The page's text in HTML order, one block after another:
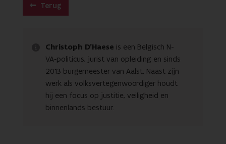
Terug
Christoph D’Haese is een Belgisch N-
VA‑politicus, jurist van opleiding en sinds
2013 burgemeester van Aalst. Naast zijn
werk als volksvertegenwoordiger houdt
hij een focus op justitie, veiligheid en
binnenlands bestuur.